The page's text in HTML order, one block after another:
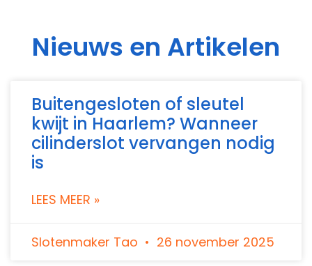
Nieuws en Artikelen
Buitengesloten of sleutel
kwijt in Haarlem? Wanneer
cilinderslot vervangen nodig
is
LEES MEER »
Slotenmaker Tao 26 november 2025